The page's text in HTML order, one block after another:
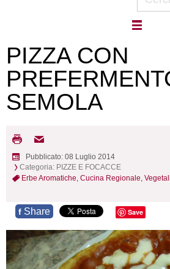
PIZZA CON
SEMOLA
Pubblicato: 08 Luglio 2014
Categoria: PIZZE E FOCACCE
Erbe Aromatiche, Cucina Regionale, Vegetali
f Share Save